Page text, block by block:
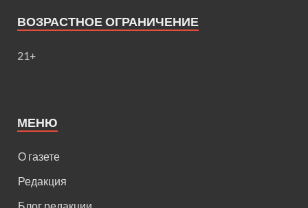
ВОЗРАСТНОЕ ОГРАНИЧЕНИЕ
21+
МЕНЮ
О газете
Редакция